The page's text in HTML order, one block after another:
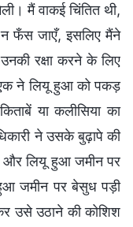
मैं वाकई चिंतित थी,
फँस जाएँ, इसलिए मैंने
रक्षा करने के लिए
एक ने लियू हुआ को पकड़
या कलीसिया का
ने उसके बुढ़ापे की
और लियू हुआ जमीन पर
जमीन पर बेसुध पड़ी
उसे उठाने की कोशिश